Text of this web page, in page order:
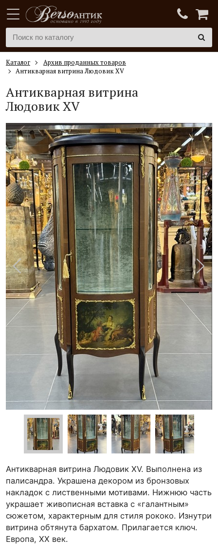
Каталог
Архив проданных товаров
Антикварная витрина Людовик XV
Антикварная витрина
Людовик XV
Антикварная витрина Людовик XV. Выполнена из
палисандра. Украшена декором из бронзовых
накладок с лиственными мотивами. Нижнюю часть
украшает живописная вставка с «галантным»
сюжетом, характерным для стиля рококо. Изнутри
витрина обтянута бархатом. Прилагается ключ.
Европа, ХХ век.